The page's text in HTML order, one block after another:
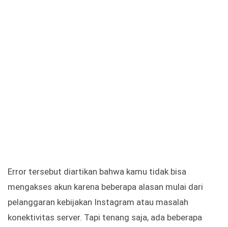
Error tersebut diartikan bahwa kamu tidak bisa
mengakses akun karena beberapa alasan mulai dari
pelanggaran kebijakan Instagram atau masalah
konektivitas server. Tapi tenang saja, ada beberapa